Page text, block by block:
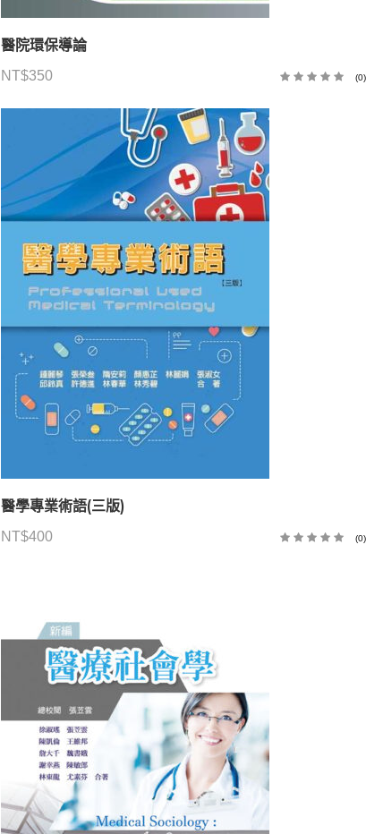
醫院環保導論
NT$350 (0)
醫學專業術語(三版)
NT$400 (0)